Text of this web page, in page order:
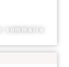
sommaire